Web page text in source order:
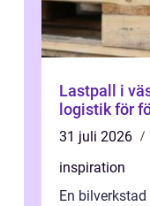
Lastpall i
logistik för
31 juli 2026
inspiration
En